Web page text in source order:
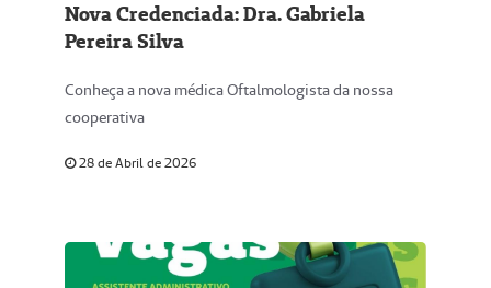
Nova Credenciada: Dra. Gabriela
Pereira Silva
Conheça a nova médica Oftalmologista da nossa
cooperativa
28 de Abril de 2026